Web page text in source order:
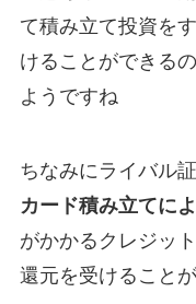
て積み立て投資を
けることができる
ようですね
ちなみにライバル
カード積み立てに
がかかるクレジッ
還元を受けること